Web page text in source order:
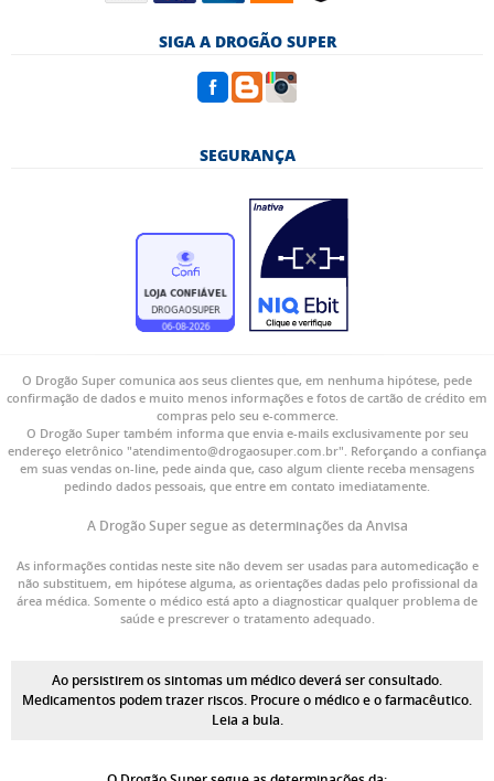
SIGA A DROGÃO SUPER
SEGURANÇA
O Drogão Super comunica aos seus clientes que, em nenhuma hipótese, pede
confirmação de dados e muito menos informações e fotos de cartão de crédito em
compras pelo seu e-commerce.
O Drogão Super também informa que envia e-mails exclusivamente por seu
endereço eletrônico "atendimento@drogaosuper.com.br". Reforçando a confiança
em suas vendas on-line, pede ainda que, caso algum cliente receba mensagens
pedindo dados pessoais, que entre em contato imediatamente.
A Drogão Super segue as determinações da Anvisa
As informações contidas neste site não devem ser usadas para automedicação e
não substituem, em hipótese alguma, as orientações dadas pelo profissional da
área médica. Somente o médico está apto a diagnosticar qualquer problema de
saúde e prescrever o tratamento adequado.
Ao persistirem os sintomas um médico deverá ser consultado.
Medicamentos podem trazer riscos. Procure o médico e o farmacêutico.
Leia a bula.